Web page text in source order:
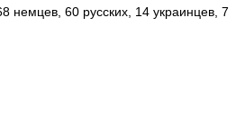
немцев, 60 русских, 14 украинцев, 7